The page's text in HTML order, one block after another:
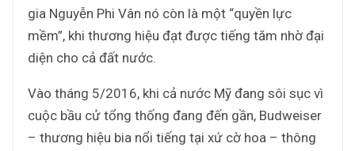
gia Nguyễn Phi Vân nó còn là một “quyền lực
mềm”, khi thương hiệu đạt được tiếng tăm nhờ đại
diện cho cả đất nước.
Vào tháng 5/2016, khi cả nước Mỹ đang sôi sục vì
cuộc bầu cử tổng thống đang đến gần, Budweiser
– thương hiệu bia nổi tiếng tại xứ cờ hoa – thông